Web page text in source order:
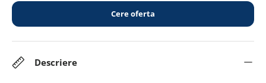
Cere oferta
Descriere